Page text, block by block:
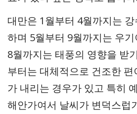
대만은 1월부터 4월까지는
하며 5월부터 9월까지는 우
8월까지는 태풍의 영향을 받
부터는 대체적으로 건조한 편
가 내리는 경우가 있고 특히
해안가여서 날씨가 변덕스럽